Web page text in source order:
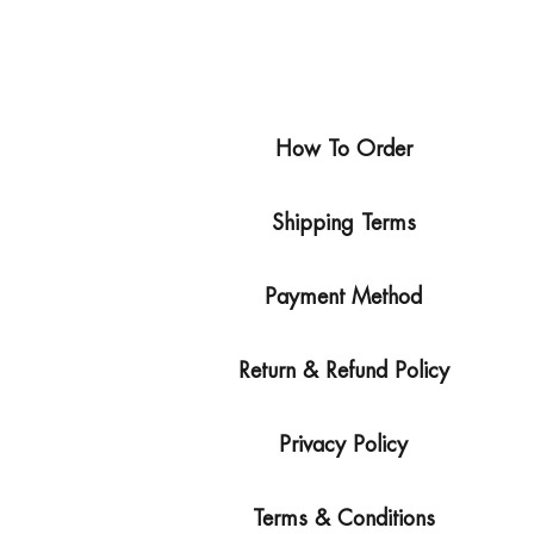
How To Order
Shipping Terms
Payment Method
Return & Refund Policy
Privacy Policy
Terms & Conditions